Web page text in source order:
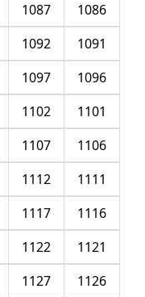
1086
1087
1091
1092
1096
1097
1101
1102
1106
1107
1111
1112
1116
1117
1121
1122
1126
1127